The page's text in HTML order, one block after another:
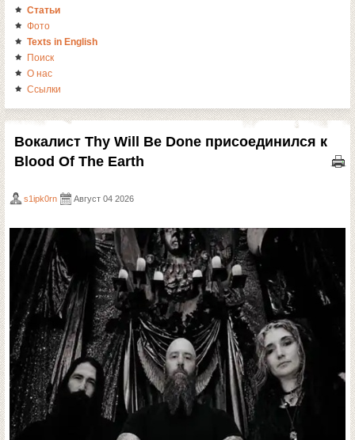
Статьи
Фото
Texts in English
Поиск
О нас
Ссылки
Вокалист Thy Will Be Done присоединился к
Blood Of The Earth
s1ipk0rn Август 04 2026